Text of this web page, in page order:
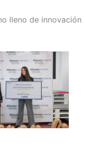
lleno de innovación